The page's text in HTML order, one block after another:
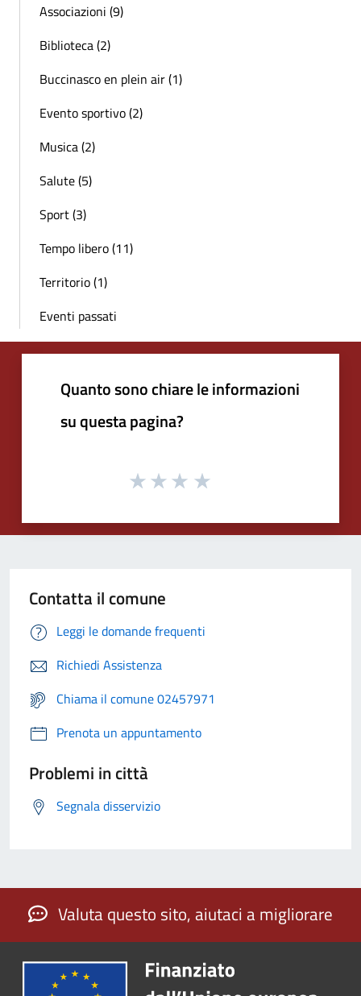
Associazioni (9)
Biblioteca (2)
Buccinasco en plein air (1)
Evento sportivo (2)
Musica (2)
Salute (5)
Sport (3)
Tempo libero (11)
Territorio (1)
Eventi passati
Quanto sono chiare le informazioni
su questa pagina?
Contatta il comune
Leggi le domande frequenti
Richiedi Assistenza
Chiama il comune 02457971
Prenota un appuntamento
Problemi in città
Segnala disservizio
Valuta questo sito, aiutaci a migliorare